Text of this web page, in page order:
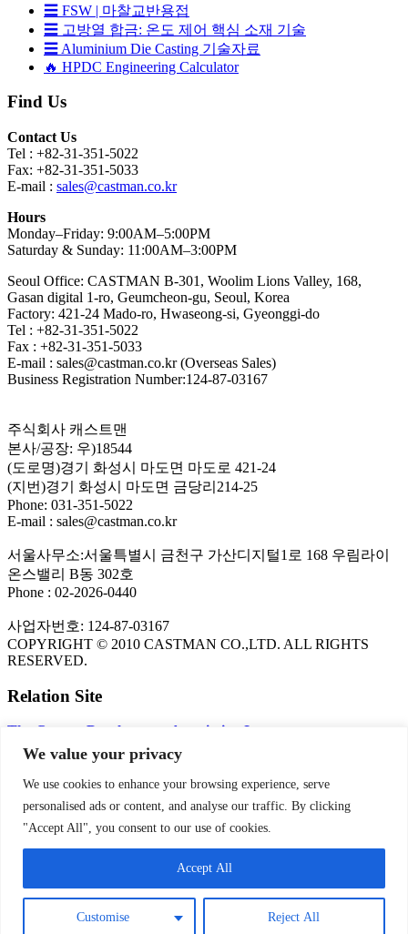
We value your privacy
We use cookies to enhance your browsing experience, serve
personalised ads or content, and analyse our traffic. By clicking
"Accept All", you consent to our use of cookies.
Customise Reject All
Accept All
☰ FSW | 마찰교반용접
☰ 고방열 합금: 온도 제어 핵심 소재 기술
☰ Aluminium Die Casting 기술자료
🔥 HPDC Engineering Calculator
Find Us
Contact Us
Tel : +82-31-351-5022
Fax: +82-31-351-5033
E-mail : sales@castman.co.kr
Hours
Monday–Friday: 9:00AM–5:00PM
Saturday & Sunday: 11:00AM–3:00PM
Seoul Office: CASTMAN B-301, Woolim Lions Valley, 168,
Gasan digital 1-ro, Geumcheon-gu, Seoul, Korea
Factory: 421-24 Mado-ro, Hwaseong-si, Gyeonggi-do
Tel : +82-31-351-5022
Fax : +82-31-351-5033
E-mail : sales@castman.co.kr (Overseas Sales)
Business Registration Number:124-87-03167
주식회사 캐스트맨
본사/공장: 우)18544
(도로명)경기 화성시 마도면 마도로 421-24
(지번)경기 화성시 마도면 금당리214-25
Phone: 031-351-5022
E-mail : sales@castman.co.kr
서울사무소:서울특별시 금천구 가산디지털1로 168 우림라이
온스밸리 B동 302호
Phone : 02-2026-0440
사업자번호: 124-87-03167
COPYRIGHT © 2010 CASTMAN CO.,LTD. ALL RIGHTS
RESERVED.
Relation Site
The Copper Development Association Inc.
FLOW-3D CFD Program
KITECH
NADCA
PRIVACY POLICY
Privacy Policy | CASTMAN
SNS
Theme by Think Up Themes Ltd. Powered by